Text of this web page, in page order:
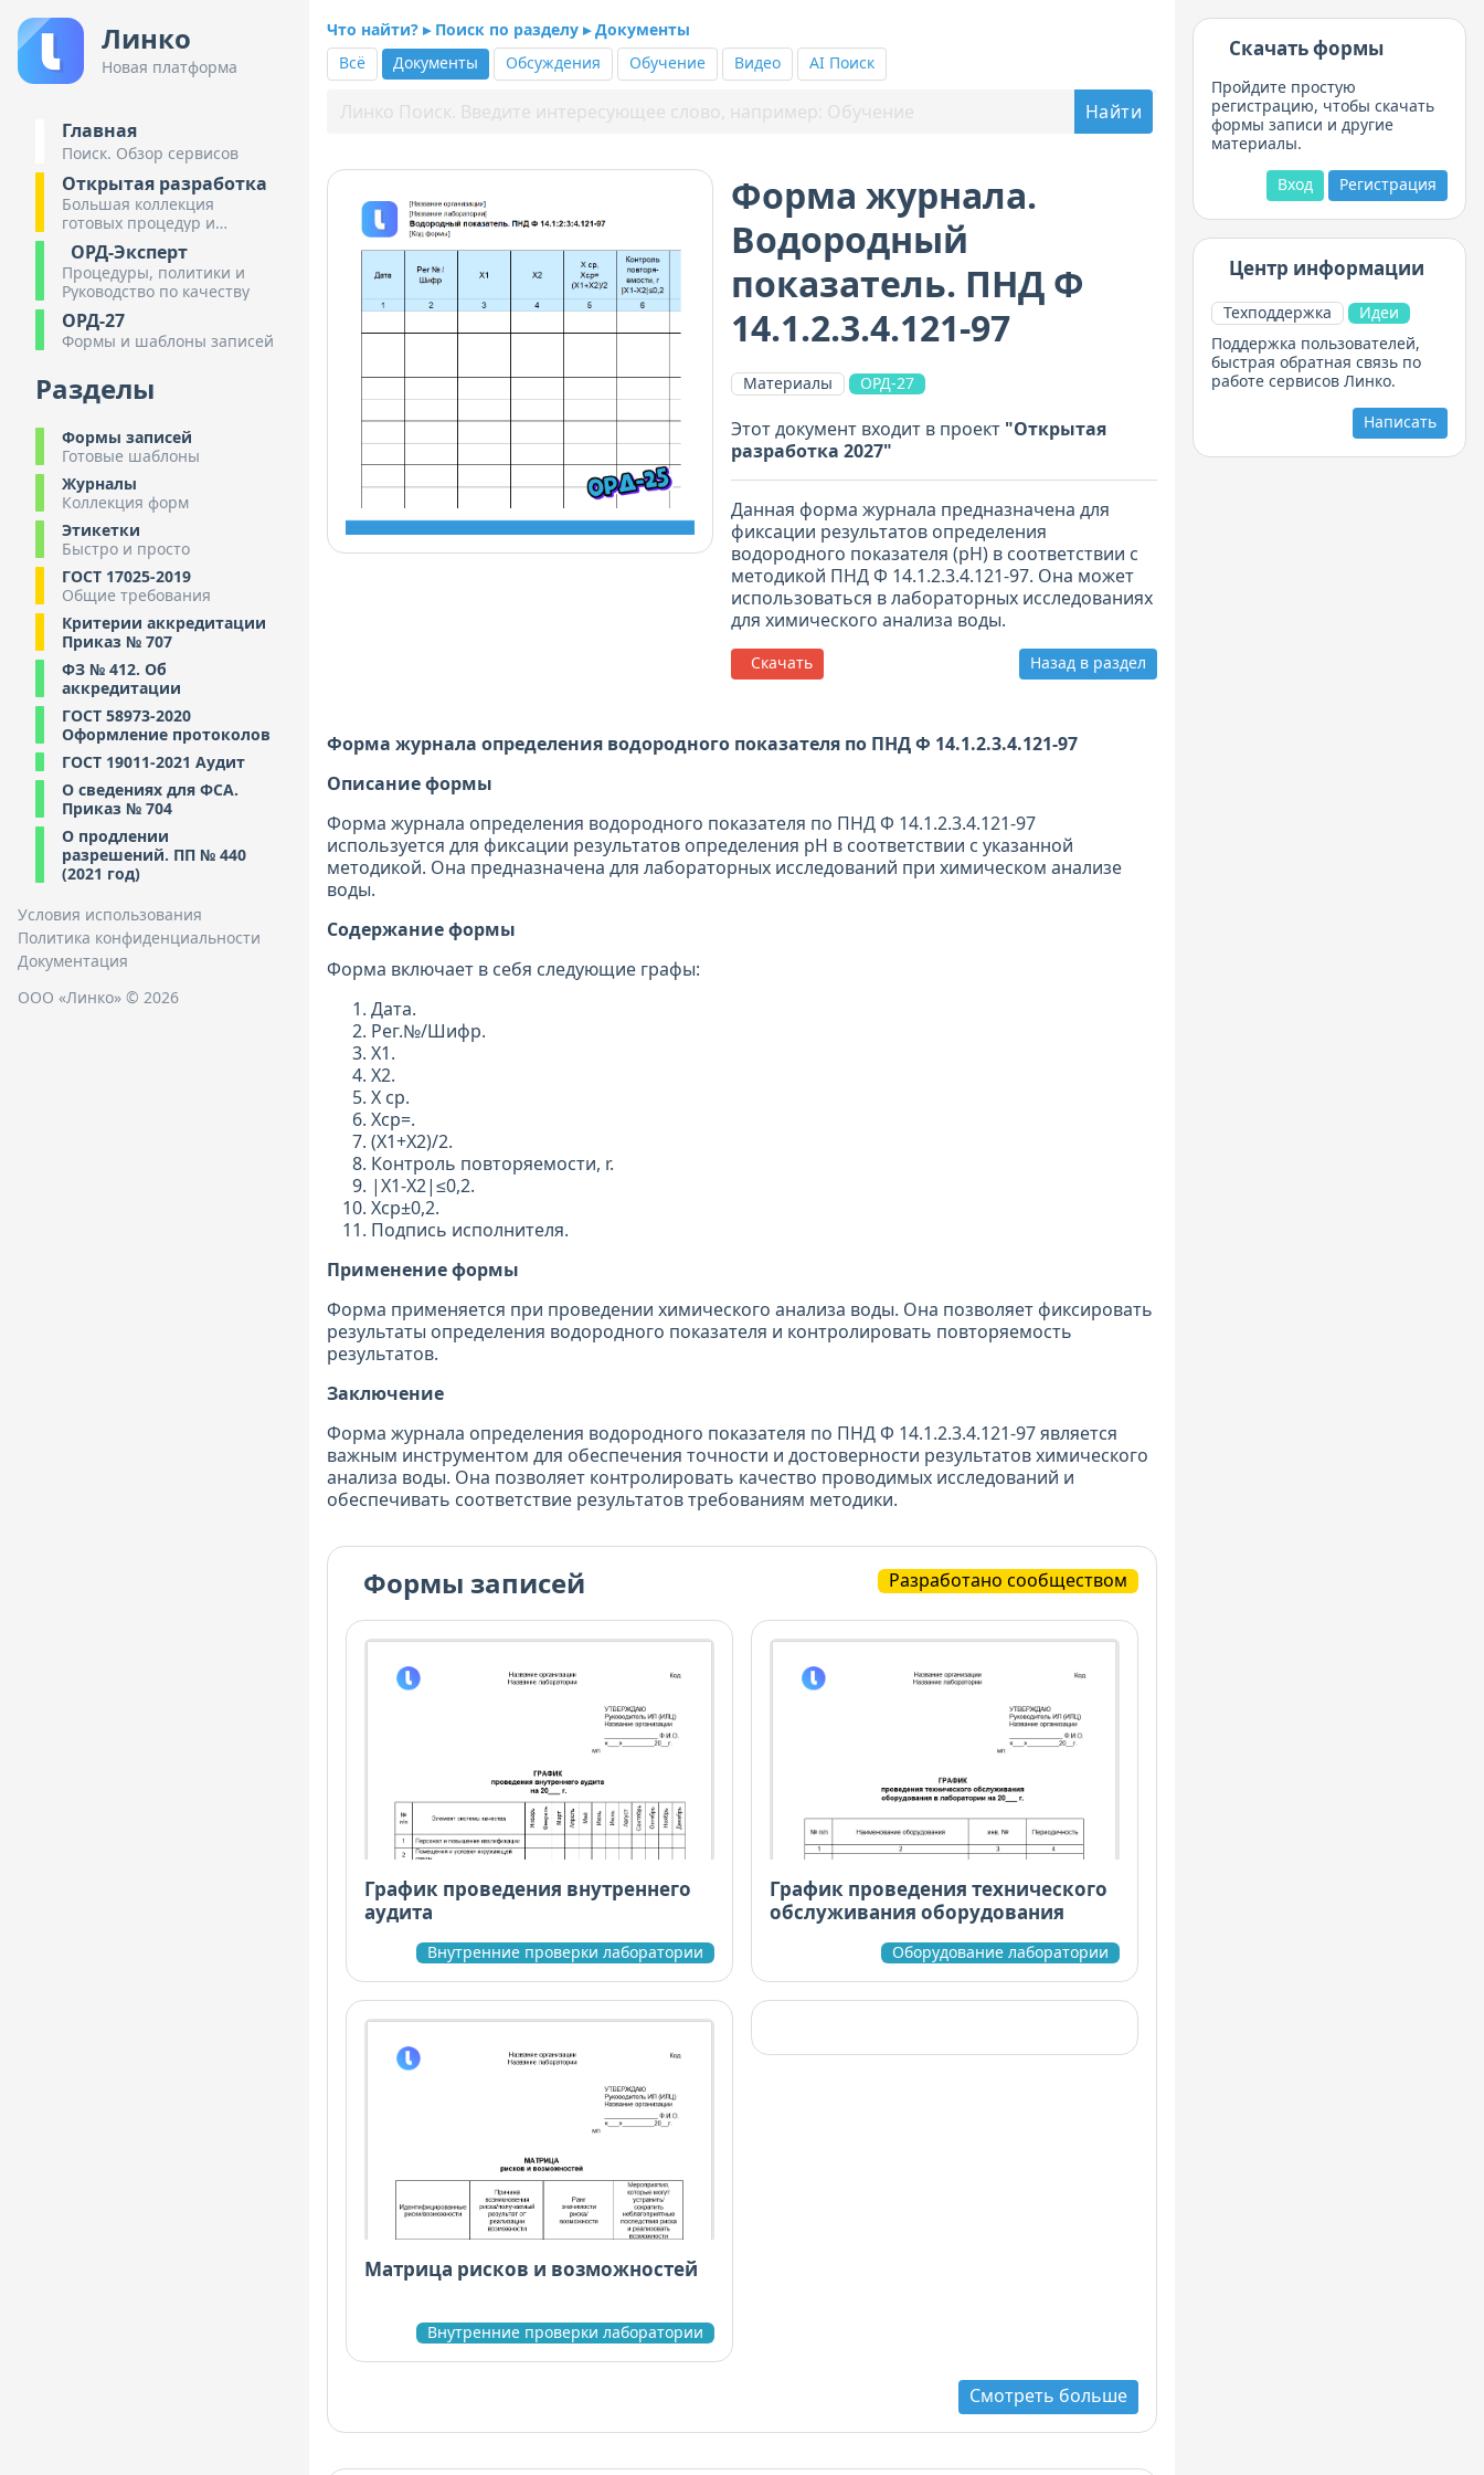
Линко
Новая платформа
Главная
Поиск. Обзор сервисов
Открытая разработка
Большая коллекция
готовых процедур и
инструкций
ОРД-Эксперт
Процедуры, политики и
Руководство по качеству
ОРД-27
Формы и шаблоны записей
Разделы
Формы записей
Готовые шаблоны
Журналы
Коллекция форм
Этикетки
Быстро и просто
ГОСТ 17025-2019
Общие требования
Критерии аккредитации
Приказ № 707
ФЗ № 412. Об
аккредитации
ГОСТ 58973-2020
Оформление протоколов
ГОСТ 19011-2021 Аудит
О сведениях для ФСА.
Приказ № 704
О продлении
разрешений. ПП № 440
(2021 год)
Условия использования
Политика конфиденциальности
Документация
ООО «Линко» © 2026
Что найти? ▸ Поиск по разделу ▸ Документы
Всё
Документы Обсуждения Обучение Видео AI Поиск
Форма журнала.
Водородный
показатель. ПНД Ф
14.1.2.3.4.121-97
Материалы ОРД-27
Этот документ входит в проект "Открытая
разработка 2027"
Данная форма журнала предназначена для
фиксации результатов определения
водородного показателя (pH) в соответствии с
методикой ПНД Ф 14.1.2.3.4.121-97. Она может
использоваться в лабораторных исследованиях
для химического анализа воды.
Скачать Назад в раздел
Форма журнала определения водородного показателя по ПНД Ф 14.1.2.3.4.121-97
Описание формы
Форма журнала определения водородного показателя по ПНД Ф 14.1.2.3.4.121-97
используется для фиксации результатов определения pH в соответствии с указанной
методикой. Она предназначена для лабораторных исследований при химическом анализе
воды.
Содержание формы
Форма включает в себя следующие графы:
Дата.
Рег.№/Шифр.
Х1.
Х2.
Х ср.
Хср=.
(Х1+Х2)/2.
Контроль повторяемости, r.
|Х1-Х2|≤0,2.
Хср±0,2.
Подпись исполнителя.
Применение формы
Форма применяется при проведении химического анализа воды. Она позволяет фиксировать
результаты определения водородного показателя и контролировать повторяемость
результатов.
Заключение
Форма журнала определения водородного показателя по ПНД Ф 14.1.2.3.4.121-97 является
важным инструментом для обеспечения точности и достоверности результатов химического
анализа воды. Она позволяет контролировать качество проводимых исследований и
обеспечивать соответствие результатов требованиям методики.
Формы записей Разработано сообществом
График проведения внутреннего
аудита
Внутренние проверки лаборатории
График проведения технического
обслуживания оборудования
Оборудование лаборатории
Матрица рисков и возможностей
Внутренние проверки лаборатории
Смотреть больше
Скачать формы
Пройдите простую
регистрацию, чтобы скачать
формы записи и другие
материалы.
Регистрация
Вход
Центр информации
Техподдержка
Идеи
Поддержка пользователей,
быстрая обратная связь по
работе сервисов Линко.
Написать